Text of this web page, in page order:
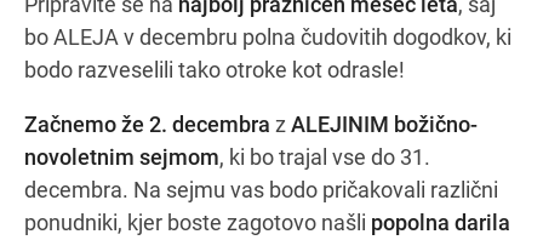
bo ALEJA v decembru polna čudovitih dogodkov, ki
bodo razveselili tako otroke kot odrasle!
Začnemo že 2. decembra z ALEJINIM božično-
novoletnim sejmom, ki bo trajal vse do 31.
decembra. Na sejmu vas bodo pričakovali različni
ponudniki, kjer boste zagotovo našli popolna darila